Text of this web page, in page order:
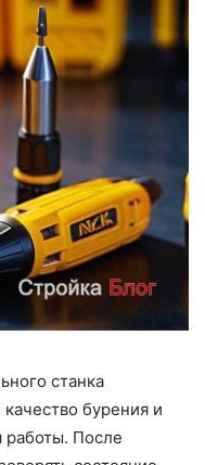
станка
бурения и
работы. После